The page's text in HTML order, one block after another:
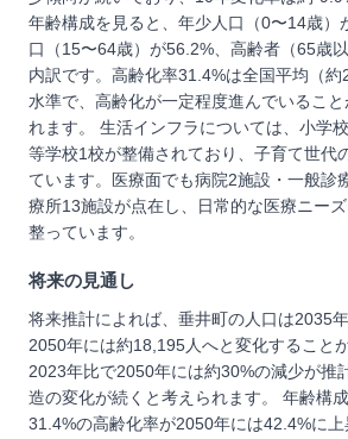
年齢構成を見ると、年少人口（0〜14歳）
口（15〜64歳）が56.2%、高齢者（65歳
内訳です。高齢化率31.4%は全国平均（約
水準で、高齢化が一定程度進んでいるこ
れます。 生活インフラについては、小学
等学校1校が整備されており、子育て世代
ています。医療面でも病院2施設・一般診
療所13施設が点在し、日常的な医療ニー
整っています。
将来の見通し
将来推計によれば、垂井町の人口は2035
2050年には約18,195人へと変化すること
2023年比で2050年には約30%の減少が推
造の変化が続くと考えられます。 年齢構
31.4%の高齢化率が2050年には42.4%に